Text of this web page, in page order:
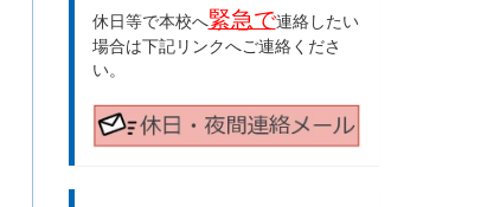
休日等で本校へ緊急で連絡したい
場合は下記リンクへご連絡くださ
い。